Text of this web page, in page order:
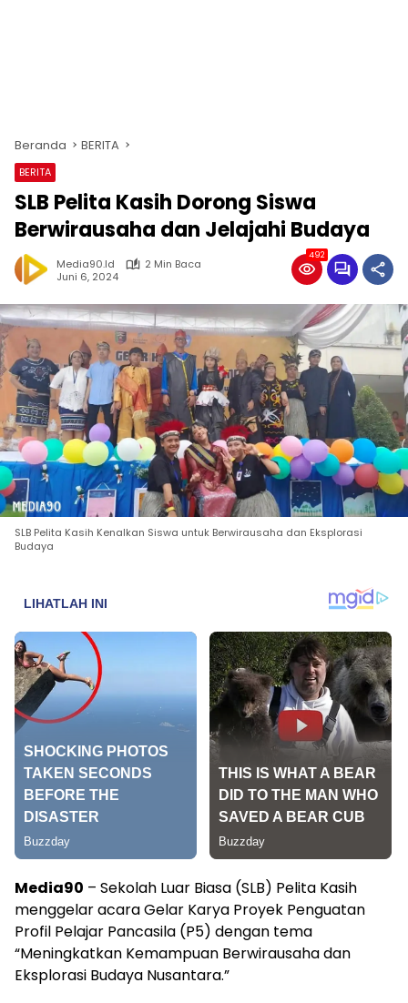
Beranda BERITA
BERITA
SLB Pelita Kasih Dorong Siswa
Berwirausaha dan Jelajahi Budaya
Media90.id
2 Min Baca
Juni 6, 2024
492
SLB Pelita Kasih Kenalkan Siswa untuk Berwirausaha dan Eksplorasi
Budaya
Media90 – Sekolah Luar Biasa (SLB) Pelita Kasih
menggelar acara Gelar Karya Proyek Penguatan
Profil Pelajar Pancasila (P5) dengan tema
“Meningkatkan Kemampuan Berwirausaha dan
Eksplorasi Budaya Nusantara.”